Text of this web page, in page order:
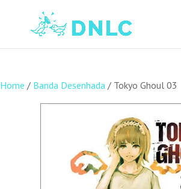
Home / Banda Desenhada / Tokyo Ghoul 03